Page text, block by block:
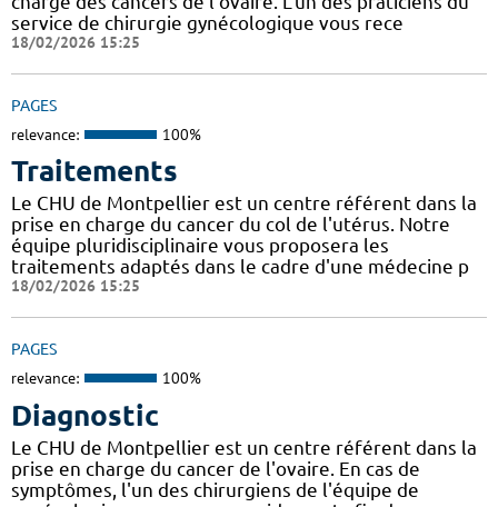
service de chirurgie gynécologique vous rece
18/02/2026 15:25
PAGES
relevance: 100%
Traitements
Le CHU de Montpellier est un centre référent dans la
prise en charge du cancer du col de l'utérus. Notre
équipe pluridisciplinaire vous proposera les
traitements adaptés dans le cadre d'une médecine p
18/02/2026 15:25
PAGES
relevance: 100%
Diagnostic
Le CHU de Montpellier est un centre référent dans la
prise en charge du cancer de l'ovaire. En cas de
symptômes, l'un des chirurgiens de l'équipe de